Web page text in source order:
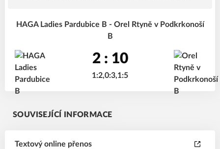
HAGA Ladies Pardubice B - Orel Rtyně v Podkrkonoší
B
2 : 10
1:2,0:3,1:5
SOUVISEJÍCÍ INFORMACE
Textový online přenos